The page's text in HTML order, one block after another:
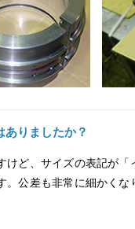
りましたか？
けど、サイズの表記が
。公差も非常に細かく